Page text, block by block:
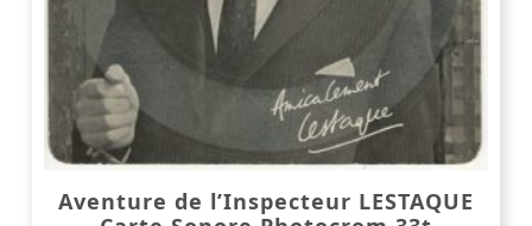
Aventure de l’Inspecteur LESTAQUE